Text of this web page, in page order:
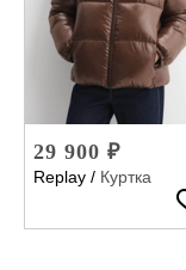
29 900 ₽
Replay / Куртка